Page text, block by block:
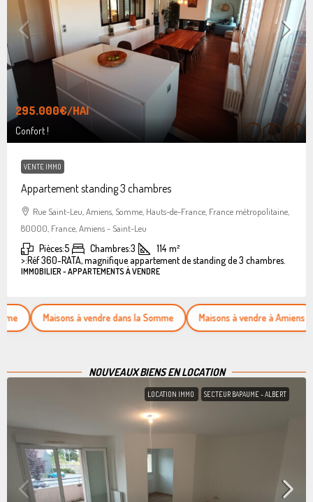
295.000€/HAI
Confort !
VENTE IMMO
Appartement standing 3 chambres
Rue Saint-Leu, Amiens, Somme, Hauts-de-France, France métropolitaine,
80000, France, Amiens - Saint-Leu
Pièces:5 Chambres:3 114 m²
>:Réf 360-RATA, magnifique appartement de standing de 3 chambres.
IMMOBILIER - APPARTEMENTS À VENDRE
Maisons à vendre dans la Somme Maisons à vendre à Amiens
NOUVEAUX BIENS EN LOCATION
LOCATION IMMO SECTEUR BAPAUME - ALBERT